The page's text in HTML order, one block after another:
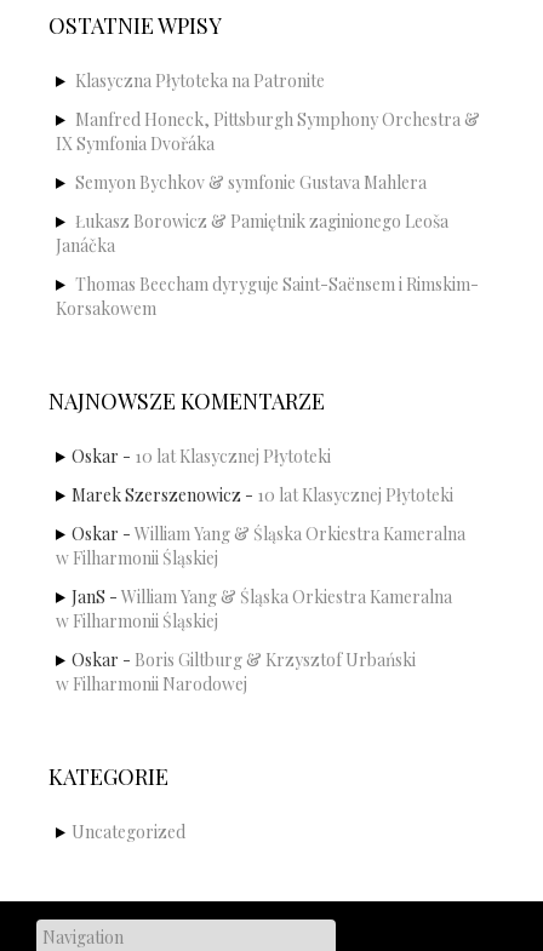
OSTATNIE WPISY
Klasyczna Płytoteka na Patronite
Manfred Honeck, Pittsburgh Symphony Orchestra &
IX Symfonia Dvořáka
Semyon Bychkov & symfonie Gustava Mahlera
Łukasz Borowicz & Pamiętnik zaginionego Leoša
Janáčka
Thomas Beecham dyryguje Saint-Saënsem i Rimskim-
Korsakowem
NAJNOWSZE KOMENTARZE
Oskar - 10 lat Klasycznej Płytoteki
Marek Szerszenowicz - 10 lat Klasycznej Płytoteki
Oskar - William Yang & Śląska Orkiestra Kameralna
w Filharmonii Śląskiej
JanS - William Yang & Śląska Orkiestra Kameralna
w Filharmonii Śląskiej
Oskar - Boris Giltburg & Krzysztof Urbański
w Filharmonii Narodowej
KATEGORIE
Uncategorized